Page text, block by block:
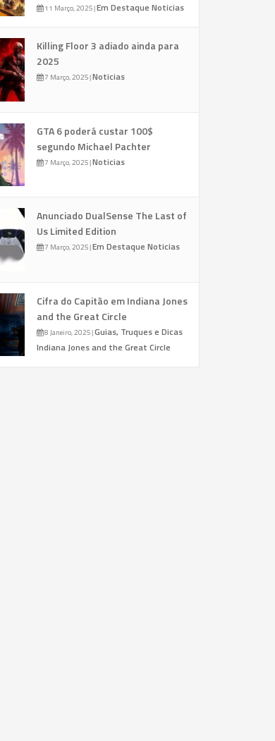
11 Março, 2025|Em Destaque Noticias
Killing Floor 3 adiado ainda para
2025
7 Março, 2025|Noticias
GTA 6 poderá custar 100$
segundo Michael Pachter
7 Março, 2025|Noticias
Anunciado DualSense The Last of
Us Limited Edition
7 Março, 2025|Em Destaque Noticias
Cifra do Capitão em Indiana Jones
and the Great Circle
8 Janeiro, 2025|Guias, Truques e Dicas
Indiana Jones and the Great Circle